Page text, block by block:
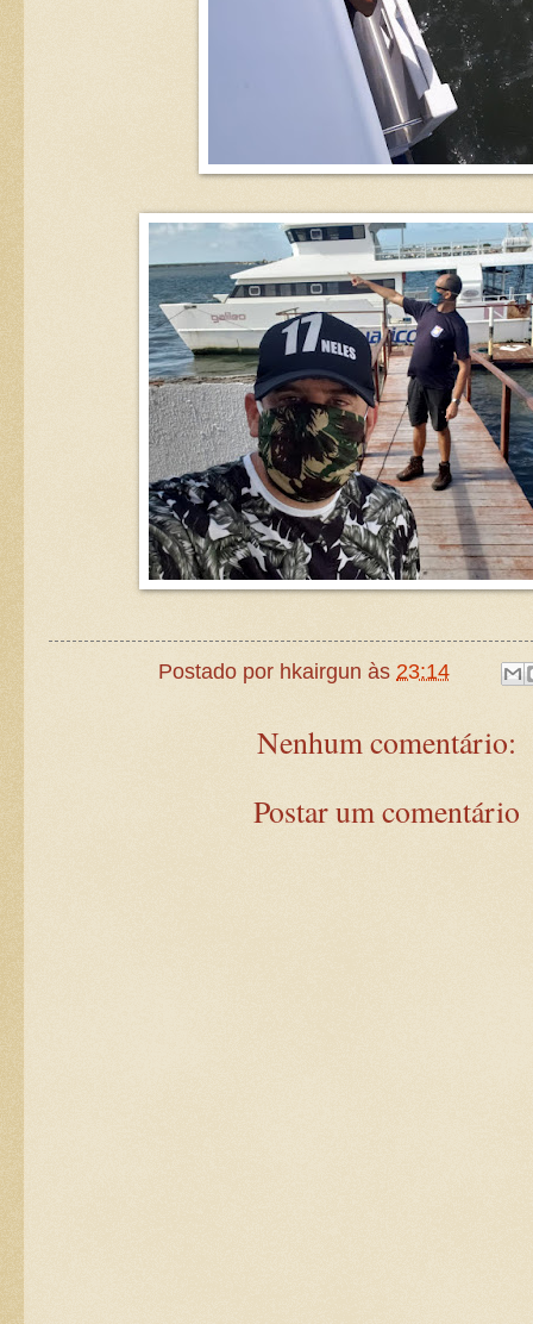
Postado por hkairgun às 23:14
Nenhum comentário:
Postar um comentário